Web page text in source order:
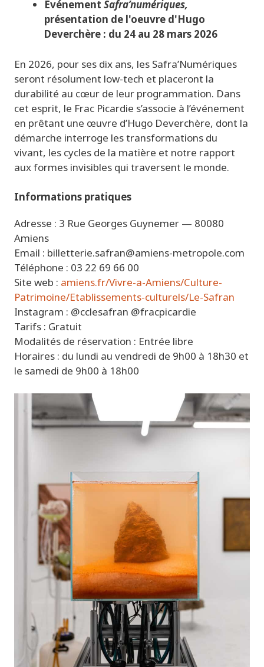
Événement Safra’numériques,
présentation de l'oeuvre d'Hugo
Deverchère : du 24 au 28 mars 2026
En 2026, pour ses dix ans, les Safra’Numériques
seront résolument low-tech et placeront la
durabilité au cœur de leur programmation. Dans
cet esprit, le Frac Picardie s’associe à l’événement
en prêtant une œuvre d’Hugo Deverchère, dont la
démarche interroge les transformations du
vivant, les cycles de la matière et notre rapport
aux formes invisibles qui traversent le monde.
Informations pratiques
Adresse : 3 Rue Georges Guynemer — 80080
Amiens
Email : billetterie.safran@amiens-metropole.com
Téléphone : 03 22 69 66 00
Site web : amiens.fr/Vivre-a-Amiens/Culture-
Patrimoine/Etablissements-culturels/Le-Safran
Instagram : @cclesafran @fracpicardie
Tarifs : Gratuit
Modalités de réservation : Entrée libre
Horaires : du lundi au vendredi de 9h00 à 18h30 et
le samedi de 9h00 à 18h00